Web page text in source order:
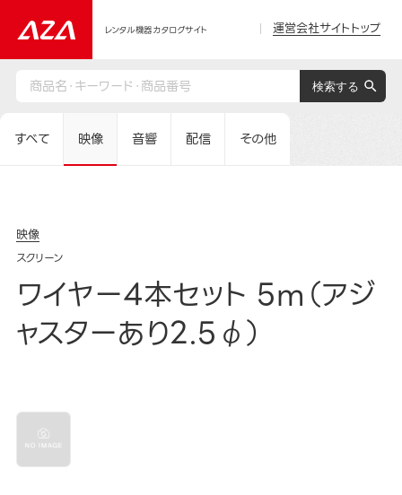
レンタル機器カタログサイト 運営会社サイトトップ
すべて 映像 音響 配信 その他
映像
スクリーン
ワイヤー4本セット 5m（アジ
ャスターあり2.5φ）